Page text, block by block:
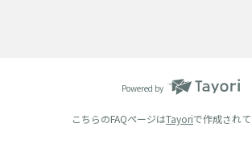
Powered by
こちらのFAQページはTayoriで作成されて